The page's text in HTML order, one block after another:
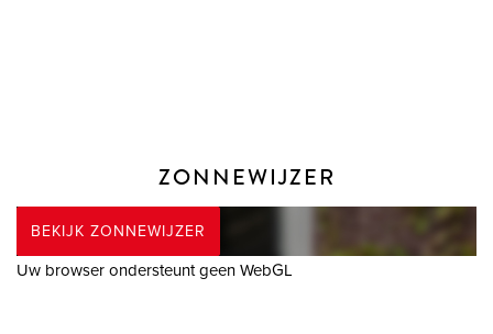
TWEEDE VERDIEPING
Overloop met berging aan weerszijde op sta niveau, de cv
ketel (2020) en toegang tot de zolder.
ZONNEWIJZER
BEKIJK ZONNEWIJZER
Uw browser ondersteunt geen WebGL